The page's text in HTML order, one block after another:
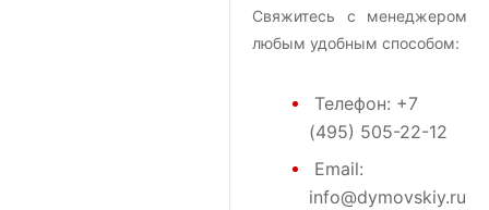
Свяжитесь с менеджером
любым удобным способом:
Телефон: +7
(495) 505-22-12
Email:
info@dymovskiy.ru